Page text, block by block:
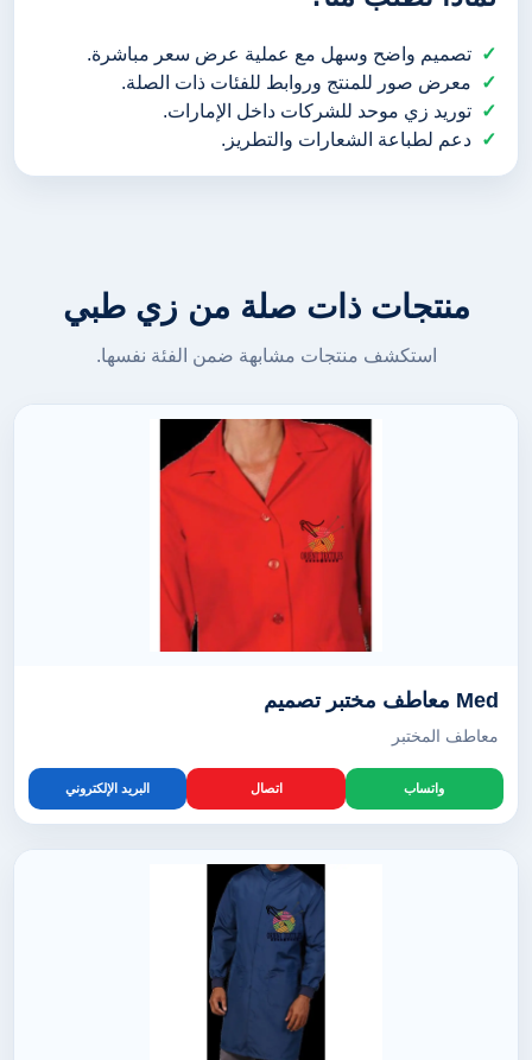
تصميم واضح وسهل مع عملية عرض سعر مباشرة.
معرض صور للمنتج وروابط للفئات ذات الصلة.
توريد زي موحد للشركات داخل الإمارات.
دعم لطباعة الشعارات والتطريز.
منتجات ذات صلة من زي طبي
استكشف منتجات مشابهة ضمن الفئة نفسها.
Med معاطف مختبر تصميم
معاطف المختبر
واتساب اتصال البريد الإلكتروني